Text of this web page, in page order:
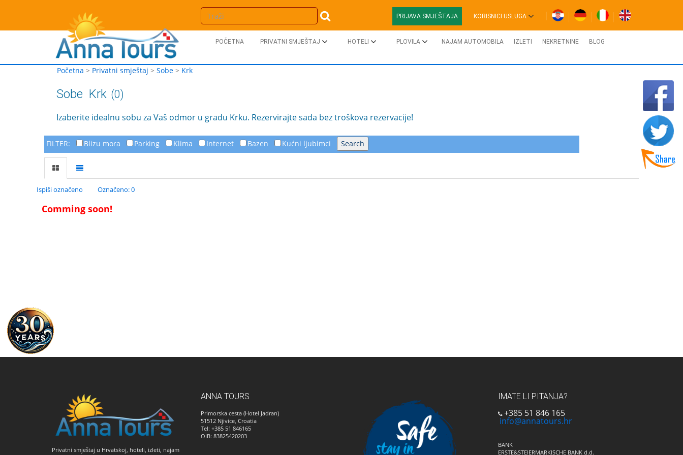
PRIJAVA SMJEŠTAJA KORISNICI USLUGA
POČETNA PRIVATNI SMJEŠTAJ HOTELI PLOVILA NAJAM AUTOMOBILA IZLETI NEKRETNINE BLOG
Početna > Privatni smještaj > Sobe > Krk
Sobe Krk (0)
Izaberite idealnu sobu za Vaš odmor u gradu Krku. Rezervirajte sada bez troškova rezervacije!
FILTER: Blizu mora Parking Klima Internet Bazen Kućni ljubimci
Ispiši označeno Označeno: 0
Comming soon!
Privatni smještaj u Hrvatskoj, hoteli, izleti, najam
ANNA TOURS
Primorska cesta (Hotel Jadran)
51512 Njivice, Croatia
Tel: +385 51 846165
OIB: 83825420203
IMATE LI PITANJA?
+385 51 846 165
info@annatours.hr
BANK
ERSTE&STEIERMARKISCHE BANK d.d.